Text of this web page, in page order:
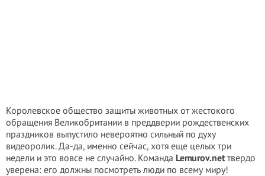
Королевское общество защиты животных от жестокого
обращения Великобритании в преддверии рождественских
праздников выпустило невероятно сильный по духу
видеоролик. Да-да, именно сейчас, хотя еще целых три
недели и это вовсе не случайно. Команда Lemurov.netтвердо
уверена: его должны посмотреть люди по всему миру!